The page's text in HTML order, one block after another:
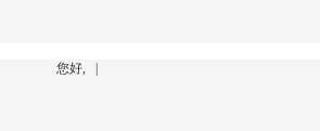
您好, |